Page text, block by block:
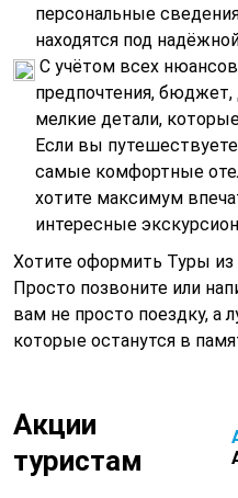
персональные
находятся под
С учётом всех
предпочтения,
мелкие детали,
Если вы
самые комфортные
хотите максимум
интересные
Хотите оформить Туры из
Просто позвоните или
вам не просто поездку, а
которые останутся в
Акции
туристам